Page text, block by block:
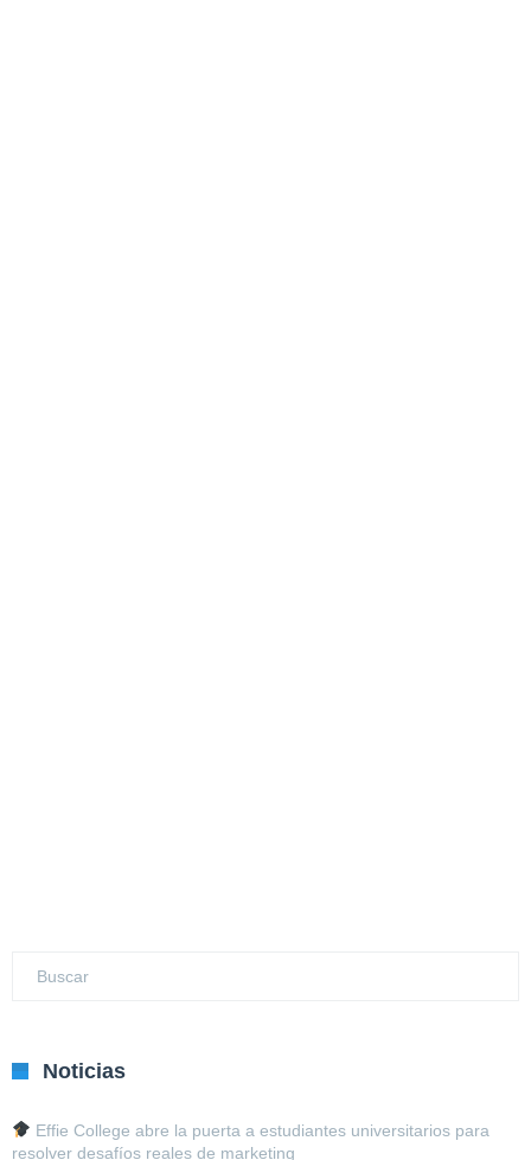
Noticias
Effie College abre la puerta a estudiantes universitarios para
resolver desafíos reales de marketing